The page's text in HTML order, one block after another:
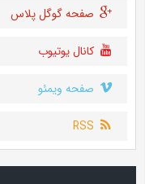
صفحه گوگل پلاس
کانال یوتیوب
صفحه ویمئو
RSS